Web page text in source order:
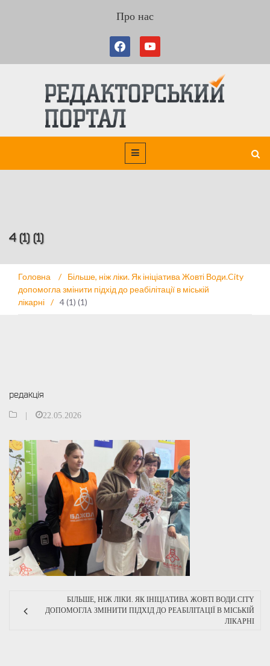
Про нас
4 (1) (1)
Головна /
Більше, ніж ліки. Як ініціатива Жовті Води.City
допомогла змінити підхід до реабілітації в міській
лікарні / 4 (1) (1)
редакція
22.05.2026
БІЛЬШЕ, НІЖ ЛІКИ. ЯК ІНІЦІАТИВА ЖОВТІ ВОДИ.CITY
ДОПОМОГЛА ЗМІНИТИ ПІДХІД ДО РЕАБІЛІТАЦІЇ В МІСЬКІЙ
ЛІКАРНІ